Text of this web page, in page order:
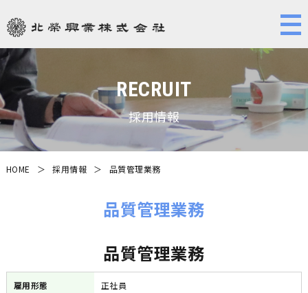
RECRUIT
採用情報
HOME ＞ 採用情報 ＞ 品質管理業務
品質管理業務
品質管理業務
雇用形態 正社員